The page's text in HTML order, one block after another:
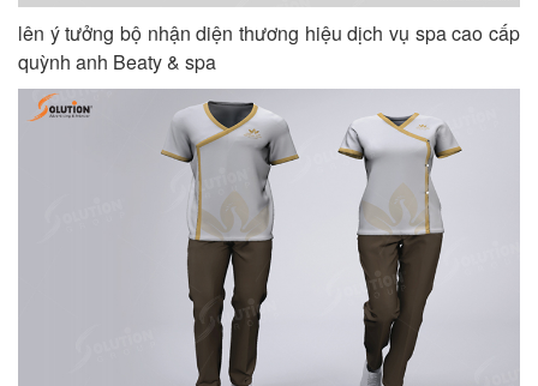
lên ý tưởng bộ nhận diện thương hiệu dịch vụ spa cao cấp
quỳnh anh Beaty & spa